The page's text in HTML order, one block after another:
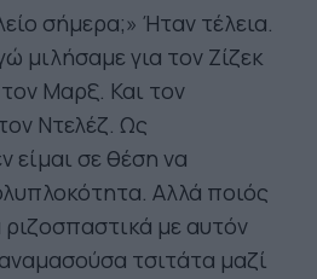
σήμερα;» Ήταν τέλεια.
μιλήσαμε για τον Ζίζεκ
Μαρξ. Και τον
Ντελέζ. Ως
είμαι σε θέση να
Αλλά ποιός
με αυτόν
τσιτάτα μαζί